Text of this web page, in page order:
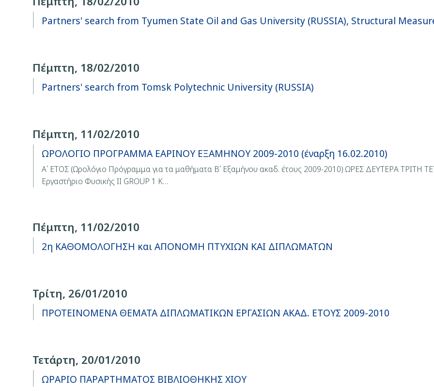
Partners' search from Tyumen State Oil and Gas University (RUSSIA), Structural
Πέμπτη, 18/02/2010
Partners' search from Tomsk Polytechnic University (RUSSIA)
Πέμπτη, 11/02/2010
ΩΡΟΛΟΓΙΟ ΠΡΟΓΡΑΜΜΑ ΕΑΡΙΝΟΥ ΕΞΑΜΗΝΟΥ 2009-2010 (έναρξη 16.02.2010)
Α΄ ΕΤΟΣ (Ωρολόγιο Πρόγραμμα για τα μαθήματα Β΄ Εξαμήνου ακαδ. έτους 2009-2010) ΩΡΕΣ ΔΕΥΤΕΡΑ
Εργαστήριο Φυσικής ΙΙ GROUP 1 Κ…
Πέμπτη, 11/02/2010
2η ΚΑΘΟΜΟΛΟΓΗΣΗ και ΑΠΟΝΟΜΗ ΠΤΥΧΙΩΝ ΚΑΙ ΔΙΠΛΩΜΑΤΩΝ
Τρίτη, 26/01/2010
ΠΡΟΤΕΙΝΟΜΕΝΑ ΘΕΜΑΤΑ ΔΙΠΛΩΜΑΤΙΚΩΝ ΕΡΓΑΣΙΩΝ ΑΚΑΔ. ΕΤΟΥΣ 2009-2010
Τετάρτη, 20/01/2010
ΩΡΑΡΙΟ ΠΑΡΑΡΤΗΜΑΤΟΣ ΒΙΒΛΙΟΘΗΚΗΣ ΧΙΟΥ